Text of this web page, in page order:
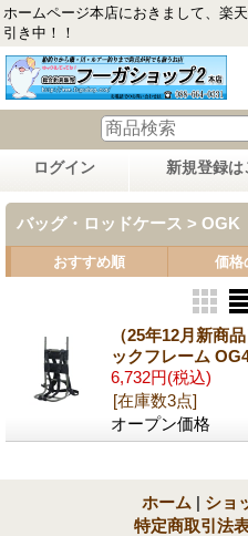
ホームページ本店におきまして、楽
引き中！！
ログイン 新規登録は
バッグ・ロッドケース > OGK
おすすめ順 価格
（25年12月新商
ックフレーム
6,732円(税込)
[在庫数3点]
オープン価格
ホーム | ショ
特定商取引法